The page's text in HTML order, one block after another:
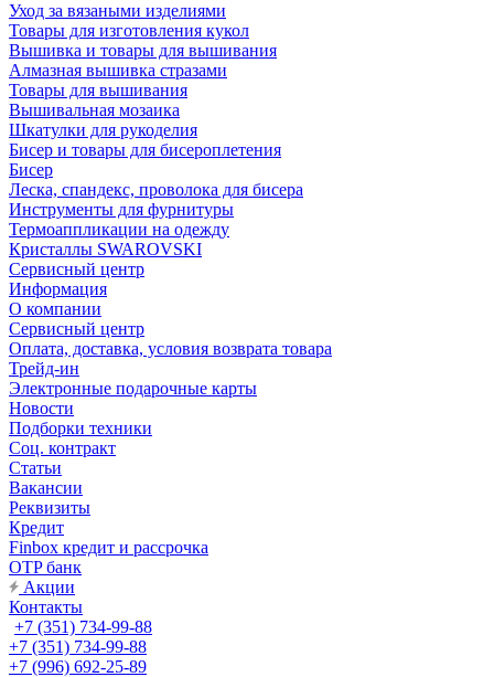
Уход за вязаными изделиями
Товары для изготовления кукол
Вышивка и товары для вышивания
Алмазная вышивка стразами
Товары для вышивания
Вышивальная мозаика
Шкатулки для рукоделия
Бисер и товары для бисероплетения
Бисер
Леска, спандекс, проволока для бисера
Инструменты для фурнитуры
Термоаппликации на одежду
Кристаллы SWAROVSKI
Сервисный центр
Информация
О компании
Сервисный центр
Оплата, доставка, условия возврата товара
Трейд-ин
Электронные подарочные карты
Новости
Подборки техники
Соц. контракт
Статьи
Вакансии
Реквизиты
Кредит
Finbox кредит и рассрочка
OTP банк
Акции
Контакты
+7 (351) 734-99-88
+7 (351) 734-99-88
+7 (996) 692-25-89